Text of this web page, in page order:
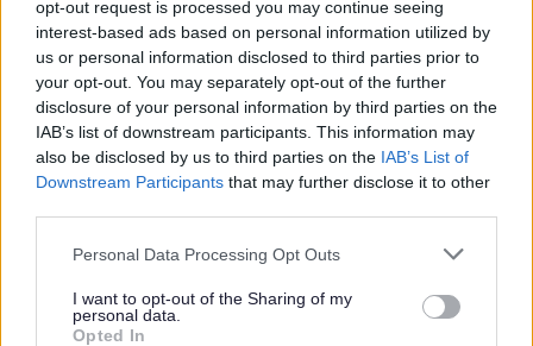
opt-out request is processed you may continue seeing
interest-based ads based on personal information utilized by
us or personal information disclosed to third parties prior to
your opt-out. You may separately opt-out of the further
disclosure of your personal information by third parties on the
IAB’s list of downstream participants. This information may
also be disclosed by us to third parties on the IAB’s List of
Downstream Participants that may further disclose it to other
Personal Data Processing Opt Outs
I want to opt-out of the Sharing of my
personal data.
Opted In
Cefnogaeth
Cymorth rhyddhau o'r ysbyty